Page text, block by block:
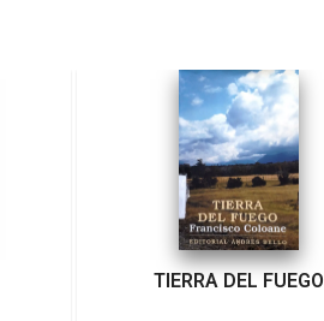
TIERRA DEL FUEGO